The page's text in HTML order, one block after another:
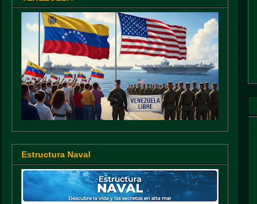
Estructura Naval